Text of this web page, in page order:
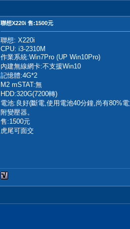
聯想X220i 售:1500元
聯想: X220i
CPU: i3-2310M
作業系統:Win7Pro (UP Win10Pro)
內建無線網卡:不支援Win10
記憶體:4G*2
M2 mSTAT:無
HDD:320G(7200轉)
電池:良好(斷電,使用電池40分鐘,尚有80%
附變壓器。
售:1500元
虎尾可面交